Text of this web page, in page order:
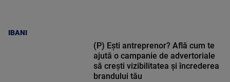
IBANI
(P) Ești antreprenor? Află cum te
ajută o campanie de advertoriale
să crești vizibilitatea și încrederea
brandului tău